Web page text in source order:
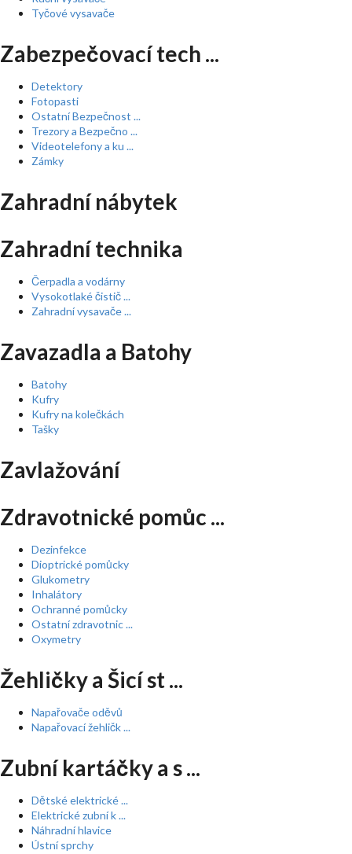
Tyčové vysavače
Zabezpečovací tech ...
Detektory
Fotopasti
Ostatní Bezpečnost ...
Trezory a Bezpečno ...
Videotelefony a ku ...
Zámky
Zahradní nábytek
Zahradní technika
Čerpadla a vodárny
Vysokotlaké čistič ...
Zahradní vysavače ...
Zavazadla a Batohy
Batohy
Kufry
Kufry na kolečkách
Tašky
Zavlažování
Zdravotnické pomůc ...
Dezinfekce
Dioptrické pomůcky
Glukometry
Inhalátory
Ochranné pomůcky
Ostatní zdravotnic ...
Oxymetry
Žehličky a Šicí st ...
Napařovače oděvů
Napařovací žehličk ...
Zubní kartáčky a s ...
Dětské elektrické ...
Elektrické zubní k ...
Náhradní hlavice
Ústní sprchy